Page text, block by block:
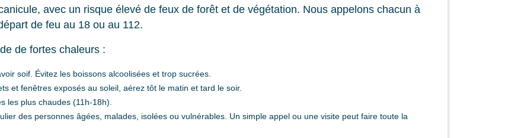
avec un risque élevé de feux de forêt et de végétation. Nous appelons chacun à
de feu au 18 ou au 112.
de fortes chaleurs :
soif. Évitez les boissons alcoolisées et trop sucrées.
et fenêtres exposés au soleil, aérez tôt le matin et tard le soir.
les plus chaudes (11h-18h).
des personnes âgées, malades, isolées ou vulnérables. Un simple appel ou une visite peut faire toute la